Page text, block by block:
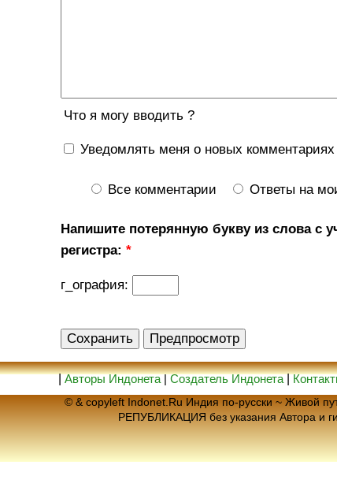
Что я могу вводить ?
Уведомлять меня о новых комментариях
Все комментарии Ответы на
Напишите потерянную букву из слова с
регистра:*
г_ография:
|Авторы Индонета|Создатель Индонета|
© & copyleft Indonet.Ru Индия по-русски ~ Живой
РЕПУБЛИКАЦИЯ без указания Автора и